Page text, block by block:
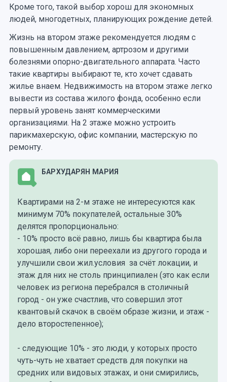
Кроме того, такой выбор хорош для экономных
людей, многодетных, планирующих рождение детей.
Жизнь на втором этаже рекомендуется людям с
повышенным давлением, артрозом и другими
болезнями опорно-двигательного аппарата. Часто
такие квартиры выбирают те, кто хочет сдавать
жилье внаем. Недвижимость на втором этаже легко
вывести из состава жилого фонда, особенно если
первый уровень занят коммерческими
организациями. На 2 этаже можно устроить
парикмахерскую, офис компании, мастерскую по
ремонту.
БАРХУДАРЯН МАРИЯ
Квартирами на 2-м этаже не интересуются как
минимум 70% покупателей, остальные 30%
делятся пропорционально:
- 10% просто всё равно, лишь бы квартира была
хорошая, либо они переехали из другого города и
улучшили свои жил.условия за счёт локации, и
этаж для них не столь принципиален (это как если
человек из региона перебрался в столичный
город - он уже счастлив, что совершил этот
квантовый скачок в своём образе жизни, и этаж -
дело второстепенное);
- следующие 10% - это люди, у которых просто
чуть-чуть не хватает средств для покупки на
средних или видовых этажах, и они смирились,